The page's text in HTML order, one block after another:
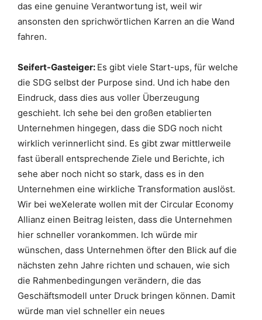
das eine genuine Verantwortung ist, weil wir
ansonsten den sprichwörtlichen Karren an die Wand
fahren.
Seifert-Gasteiger: Es gibt viele Start-ups, für welche
die SDG selbst der Purpose sind. Und ich habe den
Eindruck, dass dies aus voller Überzeugung
geschieht. Ich sehe bei den großen etablierten
Unternehmen hingegen, dass die SDG noch nicht
wirklich verinnerlicht sind. Es gibt zwar mittlerweile
fast überall entsprechende Ziele und Berichte, ich
sehe aber noch nicht so stark, dass es in den
Unternehmen eine wirkliche Transformation auslöst.
Wir bei weXelerate wollen mit der Circular Economy
Allianz einen Beitrag leisten, dass die Unternehmen
hier schneller vorankommen. Ich würde mir
wünschen, dass Unternehmen öfter den Blick auf die
nächsten zehn Jahre richten und schauen, wie sich
die Rahmenbedingungen verändern, die das
Geschäftsmodell unter Druck bringen können. Damit
würde man viel schneller ein neues